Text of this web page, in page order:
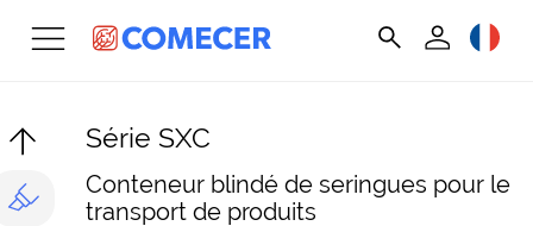
Série SXC
Conteneur blindé de seringues pour le
transport de produits